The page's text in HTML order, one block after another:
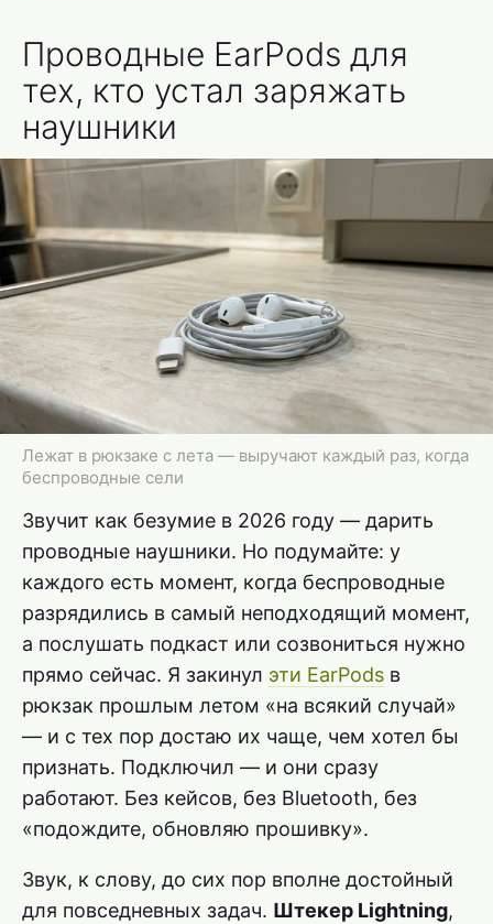
Проводные EarPods для
тех, кто устал заряжать
наушники
Лежат в рюкзаке с лета — выручают каждый раз, когда
беспроводные сели
Звучит как безумие в 2026 году — дарить
проводные наушники. Но подумайте: у
каждого есть момент, когда беспроводные
разрядились в самый неподходящий момент,
а послушать подкаст или созвониться нужно
прямо сейчас. Я закинул эти EarPods в
рюкзак прошлым летом «на всякий случай»
— и с тех пор достаю их чаще, чем хотел бы
признать. Подключил — и они сразу
работают. Без кейсов, без Bluetooth, без
«подождите, обновляю прошивку».
Звук, к слову, до сих пор вполне достойный
для повседневных задач. Штекер Lightning,